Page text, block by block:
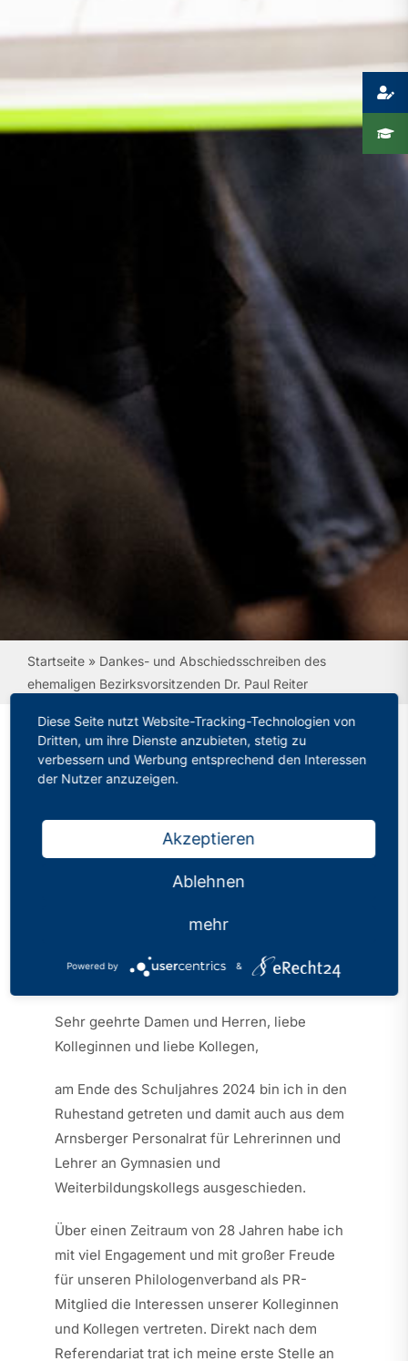
Startseite» Dankes- und Abschiedsschreiben des
ehemaligen Bezirksvorsitzenden Dr. Paul Reiter
Dankes- und
Abschiedsschreiben des
ehemaligen
Bezirksvorsitzenden Dr.
Bochum Veröffentlicht: 29.11.2024
Sehr geehrte Damen und Herren, liebe
Kolleginnen und liebe Kollegen,
am Ende des Schuljahres 2024 bin ich in den
Ruhestand getreten und damit auch aus dem
Arnsberger Personalrat für Lehrerinnen und
Lehrer an Gymnasien und
Weiterbildungskollegs ausgeschieden.
Über einen Zeitraum von 28 Jahren habe ich
mit viel Engagement und mit großer Freude
für unseren Philologenverband als PR-
Mitglied die Interessen unserer Kolleginnen
und Kollegen vertreten. Direkt nach dem
Referendariat trat ich meine erste Stelle an
Diese Seite nutzt Website-Tracking-Technologien von
Dritten, um ihre Dienste anzubieten, stetig zu
verbessern und Werbung entsprechend den Interessen
der Nutzer anzuzeigen.
Akzeptieren
Ablehnen
mehr
Powered by &